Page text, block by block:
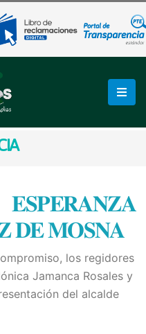
𝐃𝐄 𝐌𝐎𝐒𝐍𝐀
los regidores
Jamanca Rosales y
del alcalde